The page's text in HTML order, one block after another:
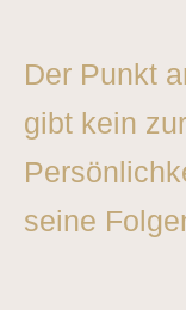
Der Punkt
gibt kein
seine